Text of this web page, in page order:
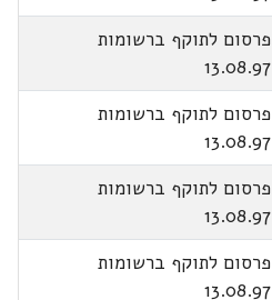
פרסום לתוקף ברשומות
13.08.97
פרסום לתוקף ברשומות
13.08.97
פרסום לתוקף ברשומות
13.08.97
פרסום לתוקף ברשומות
13.08.97